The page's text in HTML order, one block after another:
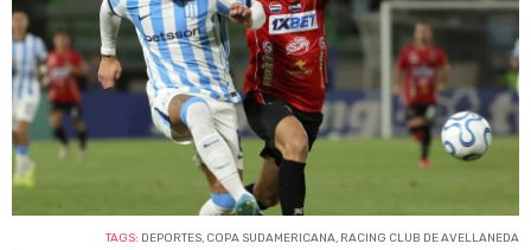
TAGS: DEPORTES, COPA SUDAMERICANA, RACING CLUB DE AVELLANEDA